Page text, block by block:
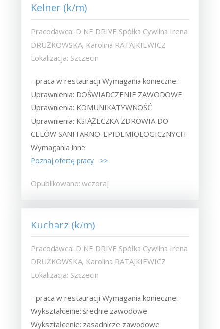
Kelner (k/m)
Pracodawca: DINE DRIVE Spółka Cywilna Irena
DRUŻKOWSKA, Karolina RATAJKIEWICZ
Lokalizacja: Szczecin
- praca w restauracji Wymagania konieczne:
Uprawnienia: DOŚWIADCZENIE ZAWODOWE
Uprawnienia: KOMUNIKATYWNOŚĆ
Uprawnienia: KSIĄŻECZKA ZDROWIA DO
CELÓW SANITARNO-EPIDEMIOLOGICZNYCH
Wymagania inne:
Poznaj ofertę pracy >>
Opublikowano: wczoraj
Kucharz (k/m)
Pracodawca: DINE DRIVE Spółka Cywilna Irena
DRUŻKOWSKA, Karolina RATAJKIEWICZ
Lokalizacja: Szczecin
- praca w restauracji Wymagania konieczne:
Wykształcenie: średnie zawodowe
Wykształcenie: zasadnicze zawodowe